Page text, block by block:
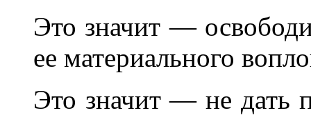
Это значит —
ее материального
Это значит — не дать